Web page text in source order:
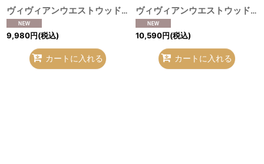
ヴィヴィアンウエストウッド 中古 / タータンチェックマフラー 灰ｘエンジ H-26-08-09-024-gd-OD-ZH
9,980円(税込)
カートに入れる
ヴィヴィアンウエストウッド 中古 / フリンジマフラー 茶ｘ水色 H-26-08-09-023-gd-OD-ZH
10,590円(税込)
カートに入れる